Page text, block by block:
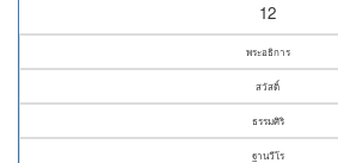
12
พระอธิการ
สวัสดิ์
ธรรมศิริ
ฐานวีโร